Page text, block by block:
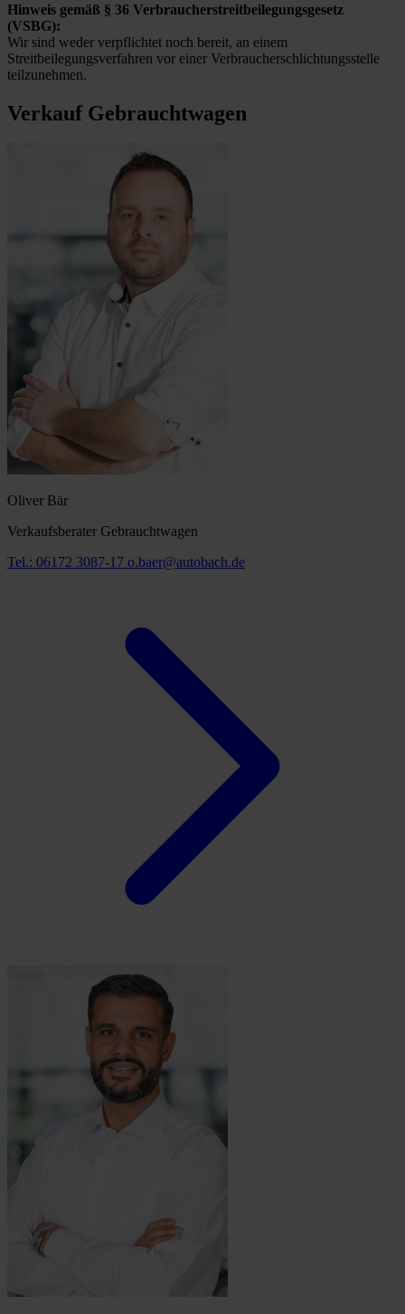
Hinweis gemäß § 36 Verbraucherstreitbeilegungsgesetz
(VSBG):
Wir sind weder verpflichtet noch bereit, an einem
Streitbeilegungsverfahren vor einer Verbraucherschlichtungsstelle
teilzunehmen.
Verkauf Gebrauchtwagen
Oliver Bär
Verkaufsberater Gebrauchtwagen
Tel.: 06172 3087-17 o.baer@autobach.de